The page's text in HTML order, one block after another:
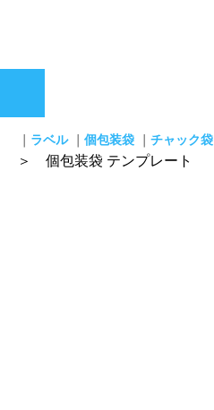
ラベル 個包装袋 チャック袋
＞ 個包装袋 テンプレート